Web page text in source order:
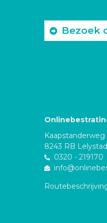
Bezoek
Kaapstanderweg
8243 RB Lelystad
0320 - 219170